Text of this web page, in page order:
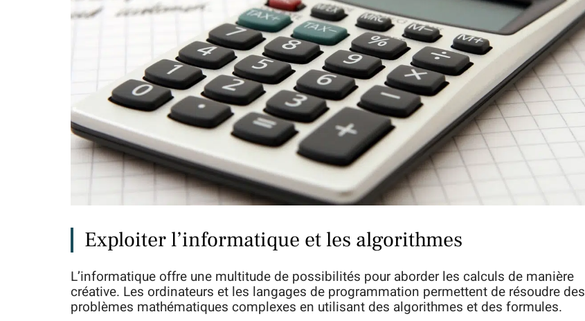
Exploiter l’informatique et les algorithmes
L’informatique offre une multitude de possibilités pour aborder les calculs de manière
créative. Les ordinateurs et les langages de programmation permettent de résoudre des
problèmes mathématiques complexes en utilisant des algorithmes et des formules.